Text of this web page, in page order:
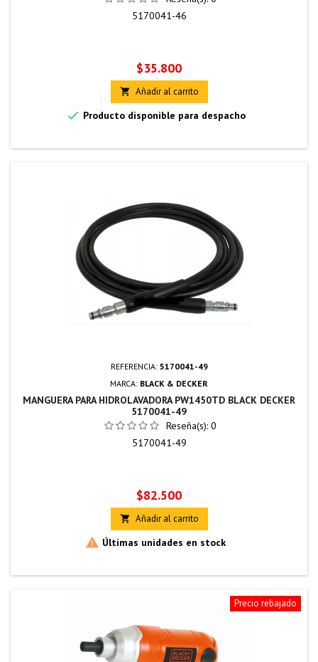
5170041-46
Precio
$35.800
 Añadir al carrito
 Producto disponible para despacho
REFERENCIA: 5170041-49
MARCA: BLACK & DECKER
MANGUERA PARA HIDROLAVADORA PW1450TD BLACK DECKER
5170041-49
Reseña(s): 0
5170041-49
Precio
$82.500
 Añadir al carrito
 Últimas unidades en stock
Precio rebajado